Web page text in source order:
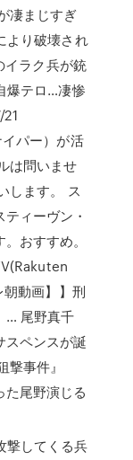
凄まじすぎ
より破壊され
イラク兵が銃
爆テロ…凄惨
パー）が活
は問いませ
します。 ス
ィーヴン・
おすすめ。
動画】】刑
… 尾野真千
スペンスが誕
事件』
た尾野演じる
撃してくる兵